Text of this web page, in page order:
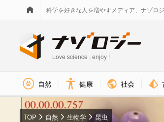
科学を好きな人を増やすメディア、ナゾロ
Love science , enjoy !
自然 健康 社会
TOP 自然 生物学 昆虫